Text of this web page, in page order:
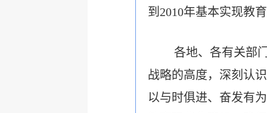
到2010年基本实现教
各地、各有关部
战略的高度，深刻认
以与时俱进、奋发有